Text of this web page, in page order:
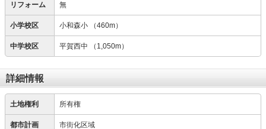
リフォーム 無
小学校区 小和森小 （460m）
中学校区 平賀西中 （1,050m）
詳細情報
土地権利 所有権
都市計画 市街化区域